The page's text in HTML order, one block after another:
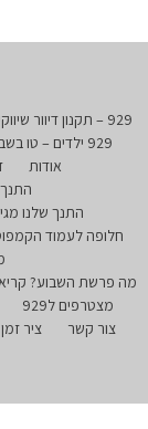
929 – תקנון דיוור שיווקי ותקשורת דיגיטלית
929 ילדים – טו בשב"ט
אודות
התנך שלנו
חלופה לעמוד
מה פרשת השבוע?
מצטרפים ל929
צור קשר
ציר